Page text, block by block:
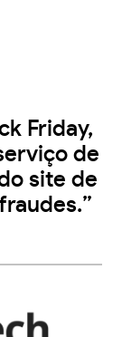
Friday,
de
site de